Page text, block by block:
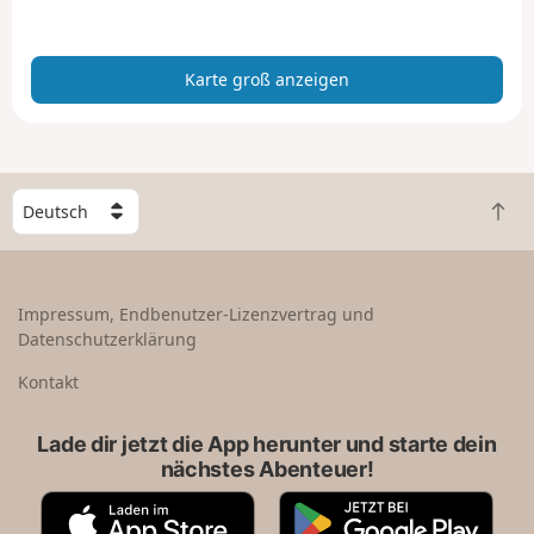
z
i
n
Karte groß anzeigen
W
ä
h
e
n
Z
u
Impressum, Endbenutzer-Lizenzvertrag und
Datenschutzerklärung
Kontakt
Lade dir jetzt die App herunter und starte dein
nächstes Abenteuer!
A
G